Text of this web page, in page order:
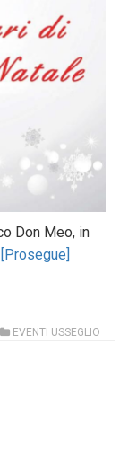
Don Meo, in
[Prosegue]
EVENTI USSEGLIO